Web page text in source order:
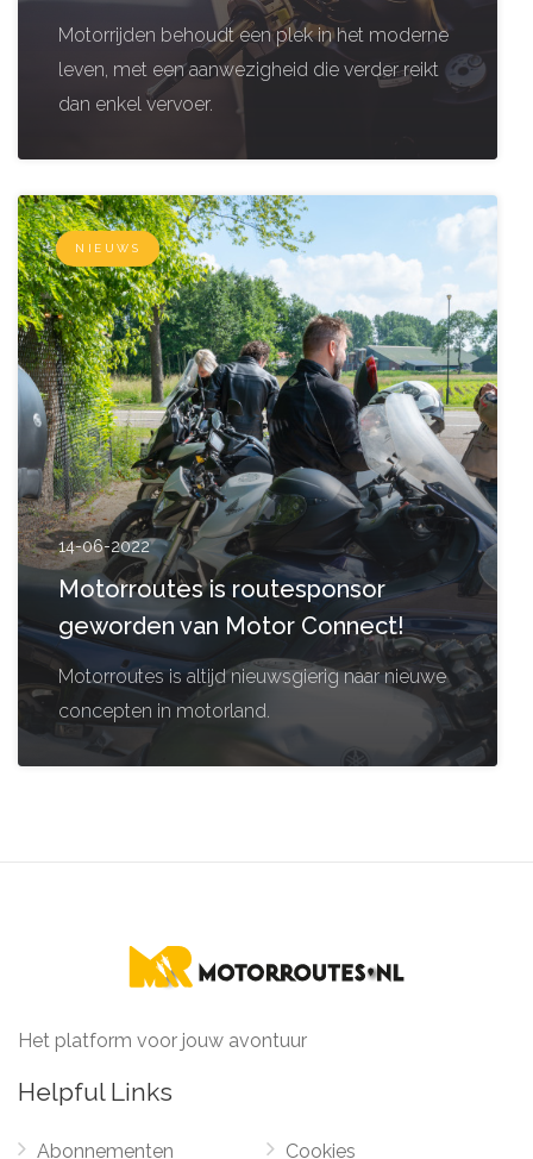
Motorrijden behoudt een plek in het moderne
leven, met een aanwezigheid die verder reikt
dan enkel vervoer.
NIEUWS
14-06-2022
Motorroutes is routesponsor
geworden van Motor Connect!
Motorroutes is altijd nieuwsgierig naar nieuwe
concepten in motorland.
Het platform voor jouw avontuur
Helpful Links
Abonnementen Cookies